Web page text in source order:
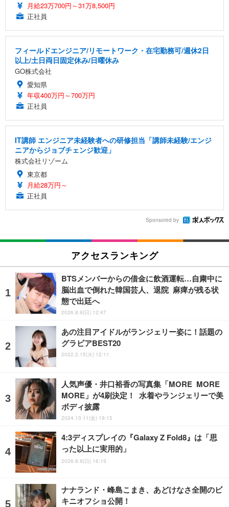
月給23万700円～31万8,500円
正社員
フィールドエンジニア/リモートワーク・在宅勤務可/週休2日
以上/土日両日固定休み/日曜休み
GO株式会社
愛知県
年収400万円～700万円
正社員
IT講師 エンジニア未経験者への研修担当「講師未経験/エンジ
ニアからジョブチェンジ歓迎」
株式会社リゾーム
東京都
月給28万円～
正社員
Sponsored by
アクセスランキング
BTSメンバーからの借金に飲酒運転…自粛中に
脳出血で倒れた韓国芸人、退院 麻痺が残る状
態で出廷へ
2026.8.9(日) 12:47
あの注目アイドルがランジェリー姿に！話題の
グラビアBEST20
2022.2.15(火) 12:11
人気声優・井口裕香の写真集「MORE MORE
MORE」が4刷決定！ 水着やランジェリーで美
ボディ披露
2024.10.11(金) 19:15
4:3ディスプレイの『Galaxy Z Fold8』は「思
った以上に実用的」
2026.8.9(日) 16:19
ナナランド・峰島こまき、あどけなさ全開のビ
キニオフショ公開！